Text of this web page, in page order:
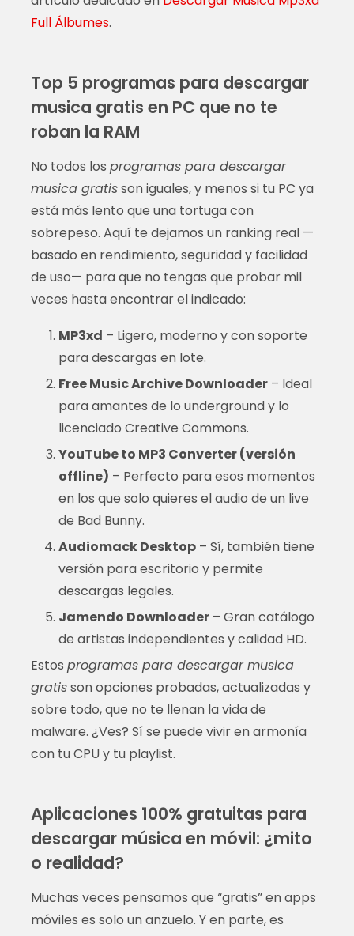
Full Álbumes.
Top 5 programas para descargar
musica gratis en PC que no te
roban la RAM
No todos los programas para descargar
musica gratisson iguales, y menos si tu PC ya
está más lento que una tortuga con
sobrepeso. Aquí te dejamos un ranking real —
basado en rendimiento, seguridad y facilidad
de uso— para que no tengas que probar mil
veces hasta encontrar el indicado:
MP3xd – Ligero, moderno y con soporte
para descargas en lote.
Free Music Archive Downloader– Ideal
para amantes de lo underground y lo
licenciado Creative Commons.
YouTube to MP3 Converter (versión
offline) – Perfecto para esos momentos
en los que solo quieres el audio de un live
de Bad Bunny.
Audiomack Desktop– Sí, también tiene
versión para escritorio y permite
descargas legales.
Jamendo Downloader– Gran catálogo
de artistas independientes y calidad HD.
Estos programas para descargar musica
gratisson opciones probadas, actualizadas y
sobre todo, que no te llenan la vida de
malware. ¿Ves? Sí se puede vivir en armonía
con tu CPU y tu playlist.
Aplicaciones 100% gratuitas para
descargar música en móvil: ¿mito
o realidad?
Muchas veces pensamos que “gratis” en apps
móviles es solo un anzuelo. Y en parte, es